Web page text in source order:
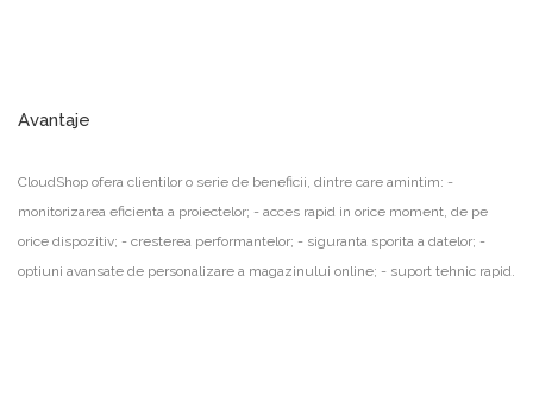
Avantaje
CloudShop ofera clientilor o serie de beneficii, dintre care amintim: -
monitorizarea eficienta a proiectelor; - acces rapid in orice moment, de pe
orice dispozitiv; - cresterea performantelor; - siguranta sporita a datelor; -
optiuni avansate de personalizare a magazinului online; - suport tehnic rapid.